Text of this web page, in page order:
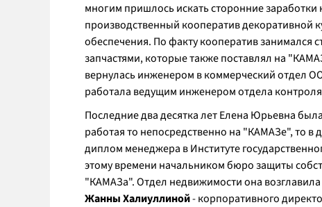
многим пришлось искать сторонние
производственный кооператив декоративной
обеспечения. По факту кооператив занимался
запчастями, которые также поставлял на
вернулась инженером в коммерческий отдел
работала ведущим инженером отдела
Последние два десятка лет Елена Юрьевна
работая то непосредственно на "КАМАЗе", то в
диплом менеджера в Институте
этому времени начальником бюро защиты
"КАМАЗа". Отдел недвижимости она
Жанны Халиуллиной- корпоративного